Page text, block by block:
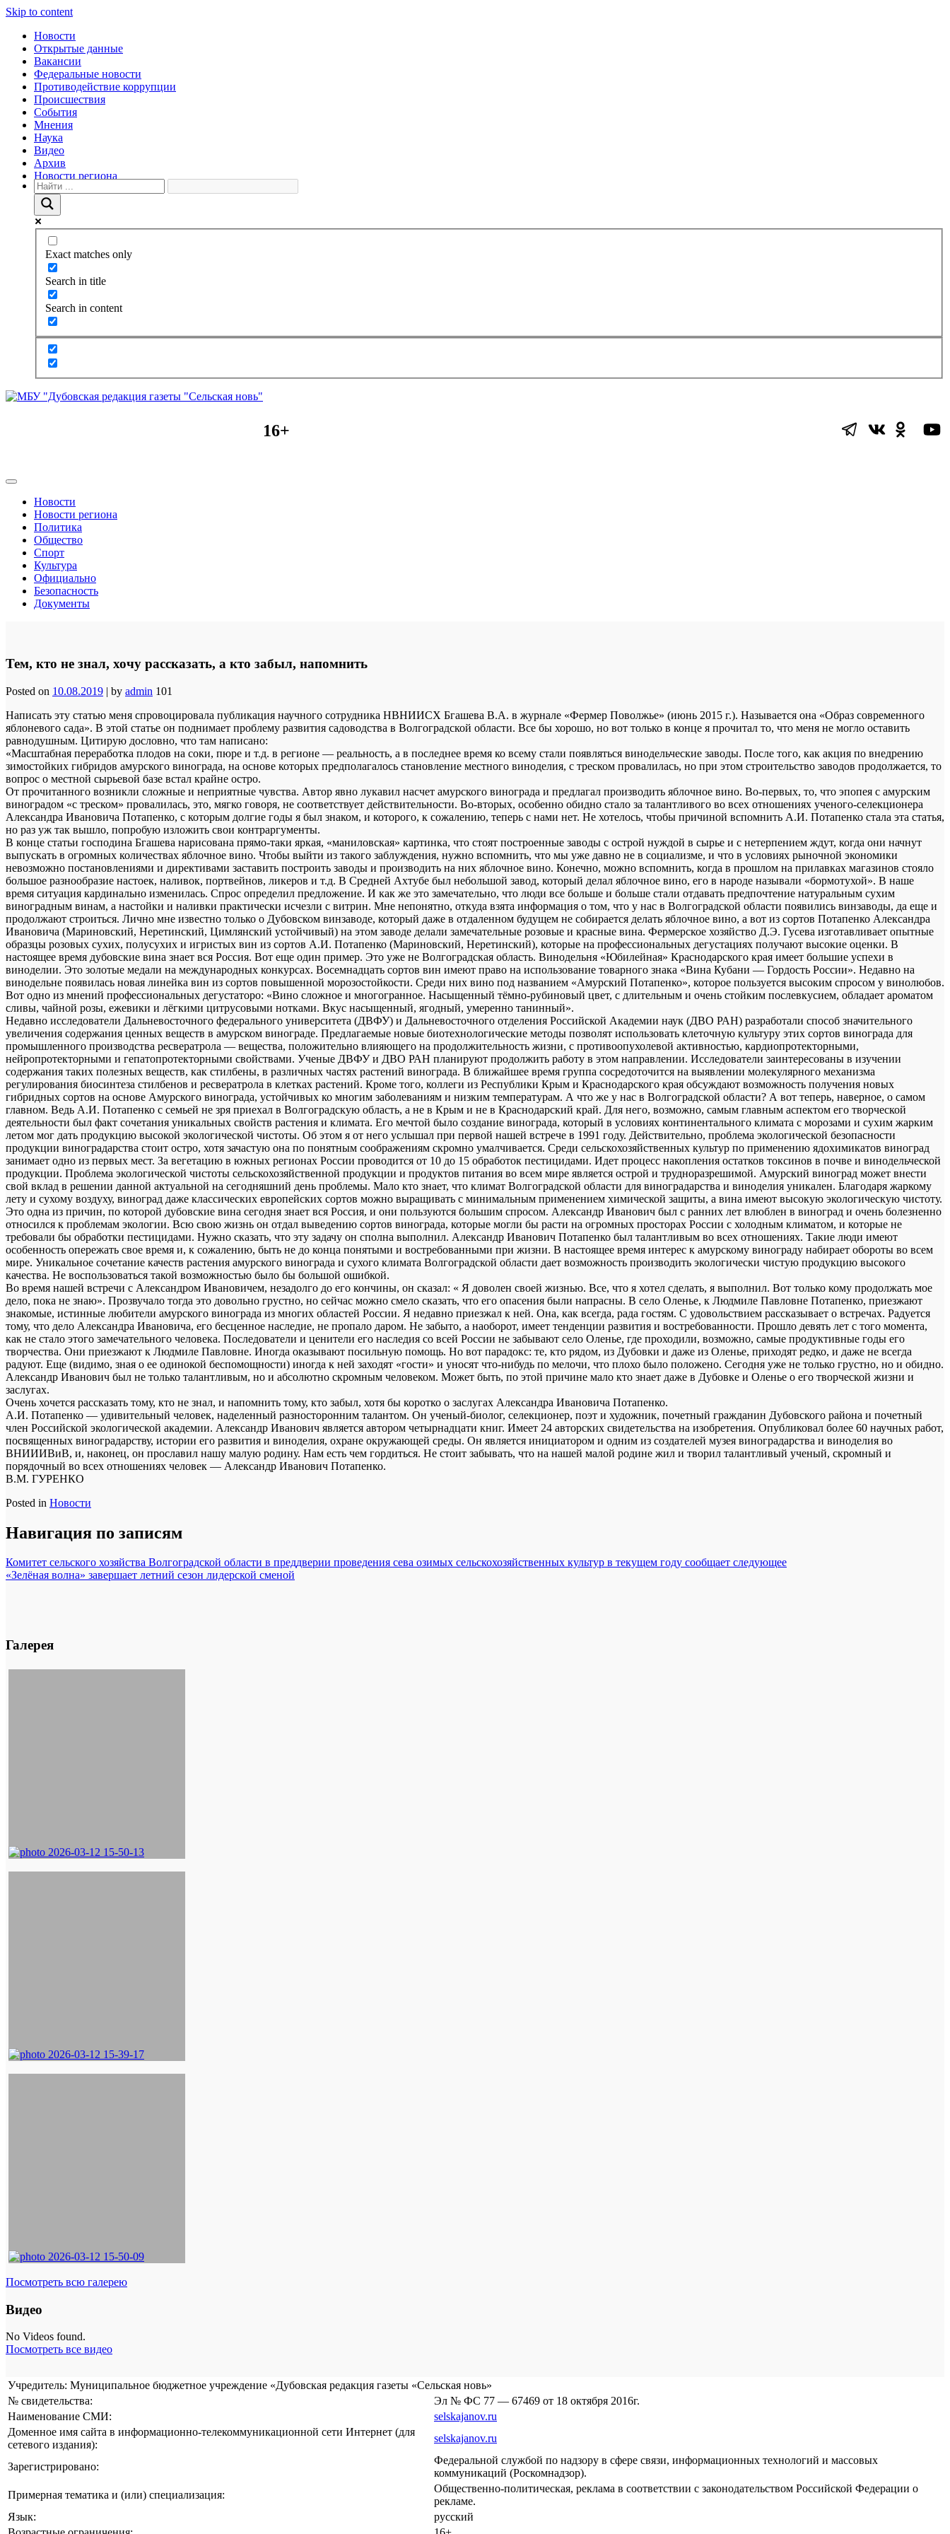
Skip to content
Новости
Открытые данные
Вакансии
Федеральные новости
Противодействие коррупции
Происшествия
События
Мнения
Наука
Видео
Архив
Новости региона
Exact matches only
Search in title
Search in content
16+
Новости
Новости региона
Политика
Общество
Спорт
Культура
Официально
Безопасность
Документы
Тем, кто не знал, хочу рассказать, а кто забыл, напомнить
Posted on 10.08.2019 | by admin 101
Написать эту статью меня спровоцировала публикация научного сотрудника НВНИИСХ Бгашева В.А. в журнале «Фермер Поволжье» (июнь 2015 г.). Называется она «Образ современного
яблоневого сада». В этой статье он поднимает проблему развития садоводства в Волгоградской области. Все бы хорошо, но вот только в конце я прочитал то, что меня не могло оставить
равнодушным. Цитирую дословно, что там написано:
«Масштабная переработка плодов на соки, пюре и т.д. в регионе — реальность, а в последнее время ко всему стали появляться винодельческие заводы. После того, как акция по внедрению
зимостойких гибридов амурского винограда, на основе которых предполагалось становление местного виноделия, с треском провалилась, но при этом строительство заводов продолжается, то
вопрос о местной сырьевой базе встал крайне остро.
От прочитанного возникли сложные и неприятные чувства. Автор явно лукавил насчет амурского винограда и предлагал производить яблочное вино. Во-первых, то, что эпопея с амурским
виноградом «с треском» провалилась, это, мягко говоря, не соответствует действительности. Во-вторых, особенно обидно стало за талантливого во всех отношениях ученого-селекционера
Александра Ивановича Потапенко, с которым долгие годы я был знаком, и которого, к сожалению, теперь с нами нет. Не хотелось, чтобы причиной вспомнить А.И. Потапенко стала эта статья,
но раз уж так вышло, попробую изложить свои контраргументы.
В конце статьи господина Бгашева нарисована прямо-таки яркая, «маниловская» картинка, что стоят построенные заводы с острой нуждой в сырье и с нетерпением ждут, когда они начнут
выпускать в огромных количествах яблочное вино. Чтобы выйти из такого заблуждения, нужно вспомнить, что мы уже давно не в социализме, и что в условиях рыночной экономики
невозможно постановлениями и директивами заставить построить заводы и производить на них яблочное вино. Конечно, можно вспомнить, когда в прошлом на прилавках магазинов стояло
большое разнообразие настоек, наливок, портвейнов, ликеров и т.д. В Средней Ахтубе был небольшой завод, который делал яблочное вино, его в народе называли «бормотухой». В наше
время ситуация кардинально изменилась. Спрос определил предложение. И как же это замечательно, что люди все больше и больше стали отдавать предпочтение натуральным сухим
виноградным винам, а настойки и наливки практически исчезли с витрин. Мне непонятно, откуда взята информация о том, что у нас в Волгоградской области появились винзаводы, да еще и
продолжают строиться. Лично мне известно только о Дубовском винзаводе, который даже в отдаленном будущем не собирается делать яблочное вино, а вот из сортов Потапенко Александра
Ивановича (Мариновский, Неретинский, Цимлянский устойчивый) на этом заводе делали замечательные розовые и красные вина. Фермерское хозяйство Д.Э. Гусева изготавливает опытные
образцы розовых сухих, полусухих и игристых вин из сортов А.И. Потапенко (Мариновский, Неретинский), которые на профессиональных дегустациях получают высокие оценки. В
настоящее время дубовские вина знает вся Россия. Вот еще один пример. Это уже не Волгоградская область. Винодельня «Юбилейная» Краснодарского края имеет большие успехи в
виноделии. Это золотые медали на международных конкурсах. Восемнадцать сортов вин имеют право на использование товарного знака «Вина Кубани — Гордость России». Недавно на
винодельне появилась новая линейка вин из сортов повышенной морозостойкости. Среди них вино под названием «Амурский Потапенко», которое пользуется высоким спросом у винолюбов.
Вот одно из мнений профессиональных дегустаторо: «Вино сложное и многогранное. Насыщенный тёмно-рубиновый цвет, с длительным и очень стойким послевкусием, обладает ароматом
сливы, чайной розы, ежевики и лёгкими цитрусовыми нотками. Вкус насыщенный, ягодный, умеренно танинный».
Недавно исследователи Дальневосточного федерального университета (ДВФУ) и Дальневосточного отделения Российской Академии наук (ДВО РАН) разработали способ значительного
увеличения содержания ценных веществ в амурском винограде. Предлагаемые новые биотехнологические методы позволят использовать клеточную культуру этих сортов винограда для
промышленного производства ресвератрола — вещества, положительно влияющего на продолжительность жизни, с противоопухолевой активностью, кардиопротекторными,
нейропротекторными и гепатопротекторными свойствами. Ученые ДВФУ и ДВО РАН планируют продолжить работу в этом направлении. Исследователи заинтересованы в изучении
содержания таких полезных веществ, как стилбены, в различных частях растений винограда. В ближайшее время группа сосредоточится на выявлении молекулярного механизма
регулирования биосинтеза стилбенов и ресвератрола в клетках растений. Кроме того, коллеги из Республики Крым и Краснодарского края обсуждают возможность получения новых
гибридных сортов на основе Амурского винограда, устойчивых ко многим заболеваниям и низким температурам. А что же у нас в Волгоградской области? А вот теперь, наверное, о самом
главном. Ведь А.И. Потапенко с семьей не зря приехал в Волгоградскую область, а не в Крым и не в Краснодарский край. Для него, возможно, самым главным аспектом его творческой
деятельности был факт сочетания уникальных свойств растения и климата. Его мечтой было создание винограда, который в условиях континентального климата с морозами и сухим жарким
летом мог дать продукцию высокой экологической чистоты. Об этом я от него услышал при первой нашей встрече в 1991 году. Действительно, проблема экологической безопасности
продукции виноградарства стоит остро, хотя зачастую она по понятным соображениям скромно умалчивается. Среди сельскохозяйственных культур по применению ядохимикатов виноград
занимает одно из первых мест. За вегетацию в южных регионах России проводится от 10 до 15 обработок пестицидами. Идет процесс накопления остатков токсинов в почве и винодельческой
продукции. Проблема экологической чистоты сельскохозяйственной продукции и продуктов питания во всем мире является острой и трудноразрешимой. Амурский виноград может внести
свой вклад в решении данной актуальной на сегодняшний день проблемы. Мало кто знает, что климат Волгоградской области для виноградарства и виноделия уникален. Благодаря жаркому
лету и сухому воздуху, виноград даже классических европейских сортов можно выращивать с минимальным применением химической защиты, а вина имеют высокую экологическую чистоту.
Это одна из причин, по которой дубовские вина сегодня знает вся Россия, и они пользуются большим спросом. Александр Иванович был с ранних лет влюблен в виноград и очень болезненно
относился к проблемам экологии. Всю свою жизнь он отдал выведению сортов винограда, которые могли бы расти на огромных просторах России с холодным климатом, и которые не
требовали бы обработки пестицидами. Нужно сказать, что эту задачу он сполна выполнил. Александр Иванович Потапенко был талантливым во всех отношениях. Такие люди имеют
особенность опережать свое время и, к сожалению, быть не до конца понятыми и востребованными при жизни. В настоящее время интерес к амурскому винограду набирает обороты во всем
мире. Уникальное сочетание качеств растения амурского винограда и сухого климата Волгоградской области дает возможность производить экологически чистую продукцию высокого
качества. Не воспользоваться такой возможностью было бы большой ошибкой.
Во время нашей встречи с Александром Ивановичем, незадолго до его кончины, он сказал: « Я доволен своей жизнью. Все, что я хотел сделать, я выполнил. Вот только кому продолжать мое
дело, пока не знаю». Прозвучало тогда это довольно грустно, но сейчас можно смело сказать, что его опасения были напрасны. В село Оленье, к Людмиле Павловне Потапенко, приезжают
знакомые, истинные любители амурского винограда из многих областей России. Я недавно приезжал к ней. Она, как всегда, рада гостям. С удовольствием рассказывает о встречах. Радуется
тому, что дело Александра Ивановича, его бесценное наследие, не пропало даром. Не забыто, а наоборот, имеет тенденции развития и востребованности. Прошло девять лет с того момента,
как не стало этого замечательного человека. Последователи и ценители его наследия со всей России не забывают село Оленье, где проходили, возможно, самые продуктивные годы его
творчества. Они приезжают к Людмиле Павловне. Иногда оказывают посильную помощь. Но вот парадокс: те, кто рядом, из Дубовки и даже из Оленье, приходят редко, и даже не всегда
радуют. Еще (видимо, зная о ее одинокой беспомощности) иногда к ней заходят «гости» и уносят что-нибудь по мелочи, что плохо было положено. Сегодня уже не только грустно, но и обидно.
Александр Иванович был не только талантливым, но и абсолютно скромным человеком. Может быть, по этой причине мало кто знает даже в Дубовке и Оленье о его творческой жизни и
заслугах.
Очень хочется рассказать тому, кто не знал, и напомнить тому, кто забыл, хотя бы коротко о заслугах Александра Ивановича Потапенко.
А.И. Потапенко — удивительный человек, наделенный разносторонним талантом. Он ученый-биолог, селекционер, поэт и художник, почетный гражданин Дубовского района и почетный
член Российской экологической академии. Александр Иванович является автором четырнадцати книг. Имеет 24 авторских свидетельства на изобретения. Опубликовал более 60 научных работ,
посвященных виноградарству, истории его развития и виноделия, охране окружающей среды. Он является инициатором и одним из создателей музея виноградарства и виноделия во
ВНИИИВиВ, и, наконец, он прославил нашу малую родину. Нам есть чем гордиться. Не стоит забывать, что на нашей малой родине жил и творил талантливый ученый, скромный и
порядочный во всех отношениях человек — Александр Иванович Потапенко.
В.М. ГУРЕНКО
Posted in Новости
Навигация по записям
Комитет сельского хозяйства Волгоградской области в преддверии проведения сева озимых сельскохозяйственных культур в текущем году сообщает следующее
«Зелёная волна» завершает летний сезон лидерской сменой
Галерея
Посмотреть всю галерею
Видео
No Videos found.
Посмотреть все видео
Учредитель: Муниципальное бюджетное учреждение «Дубовская редакция газеты «Сельская новь»
№ свидетельства:
Эл № ФС 77 — 67469 от 18 октября 2016г.
Наименование СМИ:
selskajanov.ru
Доменное имя сайта в информационно-телекоммуникационной сети Интернет (для
сетевого издания):
selskajanov.ru
Зарегистрировано:
Федеральной службой по надзору в сфере связи, информационных технологий и массовых
коммуникаций (Роскомнадзор).
Примерная тематика и (или) специализация:
Общественно-политическая, реклама в соответствии с законодательством Российской Федерации о
рекламе.
Язык:
русский